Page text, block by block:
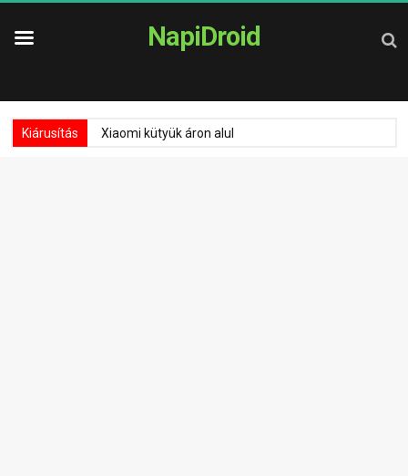
NapiDroid
Kiárusítás Xiaomi kütyük áron alul